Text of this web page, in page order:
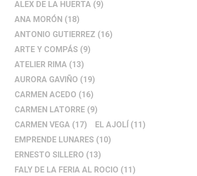
ALEX DE LA HUERTA (9)
ANA MORÓN (18)
ANTONIO GUTIERREZ (16)
ARTE Y COMPÁS (9)
ATELIER RIMA (13)
AURORA GAVIÑO (19)
CARMEN ACEDO (16)
CARMEN LATORRE (9)
CARMEN VEGA (17) EL AJOLÍ (11)
EMPRENDE LUNARES (10)
ERNESTO SILLERO (13)
FALY DE LA FERIA AL ROCIO (11)